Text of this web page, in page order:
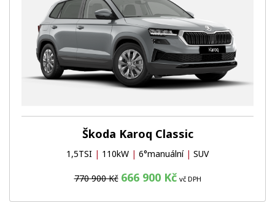
Škoda Karoq Classic
1,5TSI | 110kW | 6°manuální | SUV
770 900 Kč 666 900 Kč vč DPH